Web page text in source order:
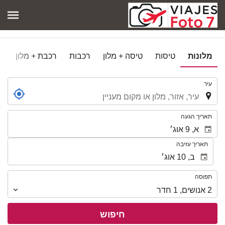
מלונות טיסות טיסה + מלון רכבות רכבת + מלון
עיר
תאריך הגעה
תאריך עזיבה
תפוסה
תפוסה
2 אנושים 1 חדר
חיפוש